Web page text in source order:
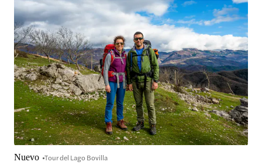
Nuevo Tour del Lago Bovilla